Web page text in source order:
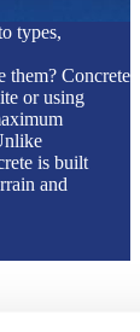
types,
them? Concrete
or using
is built
and